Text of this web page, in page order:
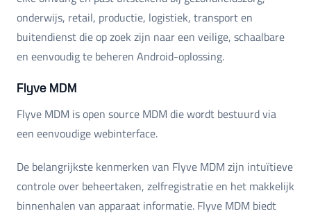
onderwijs, retail, productie, logistiek, transport en
buitendienst die op zoek zijn naar een veilige, schaalbare
en eenvoudig te beheren Android-oplossing.
Flyve MDM
Flyve MDM is open source MDM die wordt bestuurd via
een eenvoudige webinterface.
De belangrijkste kenmerken van Flyve MDM zijn intuïtieve
controle over beheertaken, zelfregistratie en het makkelijk
binnenhalen van apparaat informatie. Flyve MDM biedt